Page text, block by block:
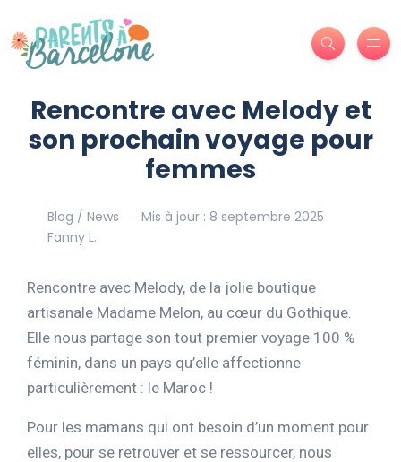
Rencontre avec Melody et
son prochain voyage pour
femmes
Blog / News
Mis à jour : 8 septembre 2025
Fanny L.
Rencontre avec Melody, de la jolie boutique
artisanale Madame Melon, au cœur du Gothique.
Elle nous partage son tout premier voyage 100 %
féminin, dans un pays qu’elle affectionne
particulièrement : le Maroc !
Pour les mamans qui ont besoin d’un moment pour
elles, pour se retrouver et se ressourcer, nous